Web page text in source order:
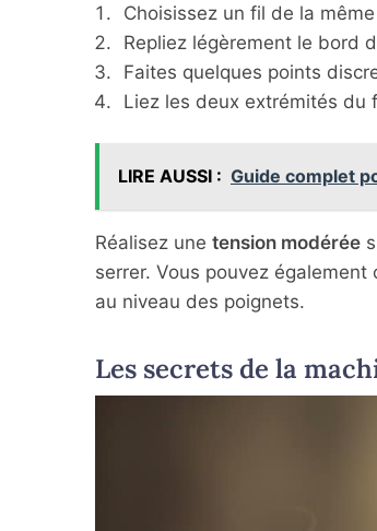
Choisissez un fil de la
Repliez légèrement le bord
Faites quelques points
Liez les deux extrémités du
LIRE AUSSI : Guide complet
Réalisez une tension modérée
serrer. Vous pouvez
au niveau des poignets.
Les secrets de la